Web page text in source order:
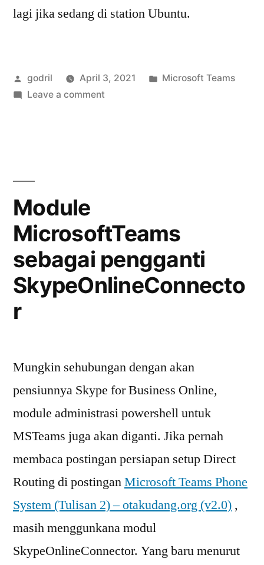
lagi jika sedang di station Ubuntu.
Posted
by
godril April 3, 2021
Posted
Microsoft Teams
Leave a commenton
Module
MicrosoftTeams
sebagai pengganti
SkypeOnlineConnecto
r
Mungkin sehubungan dengan akan
pensiunnya Skype for Business Online,
module administrasi powershell untuk
MSTeams juga akan diganti. Jika pernah
membaca postingan persiapan setup Direct
Routing di postinganMicrosoft Teams Phone
System (Tulisan 2) – otakudang.org (v2.0) ,
masih menggunkana modul
SkypeOnlineConnector. Yang baru menurut